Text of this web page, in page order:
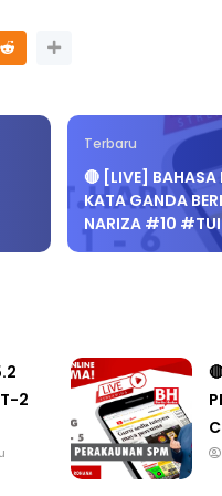
Terbaru
🔴 [LIVE] BAHASA
KATA GANDA
NARIZA #10
2